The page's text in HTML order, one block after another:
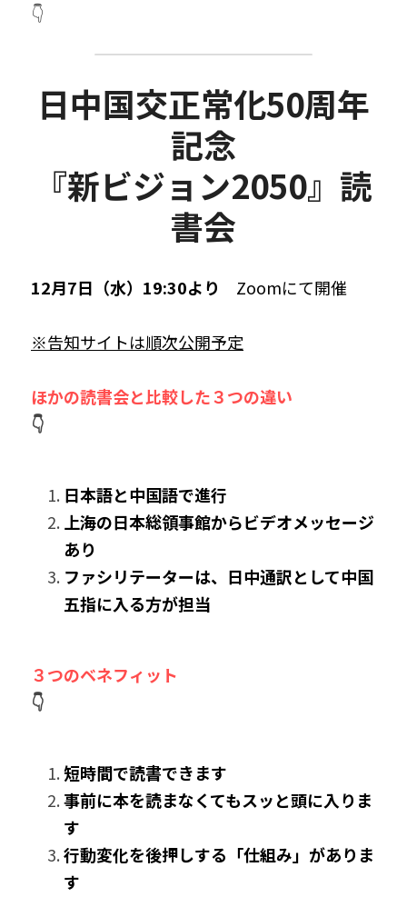
👇
日中国交正常化50周年
記念
『新ビジョン2050』読
書会
12月7日（水）19:30より Zoomにて開催
※告知サイトは順次公開予定
ほかの読書会と比較した３つの違い
👇
日本語と中国語で進行
上海の日本総領事館からビデオメッセージ
あり
ファシリテーターは、日中通訳として中国
五指に入る方が担当
３つのベネフィット
👇
短時間で読書できます
事前に本を読まなくてもスッと頭に入りま
す
行動変化を後押しする「仕組み」がありま
す